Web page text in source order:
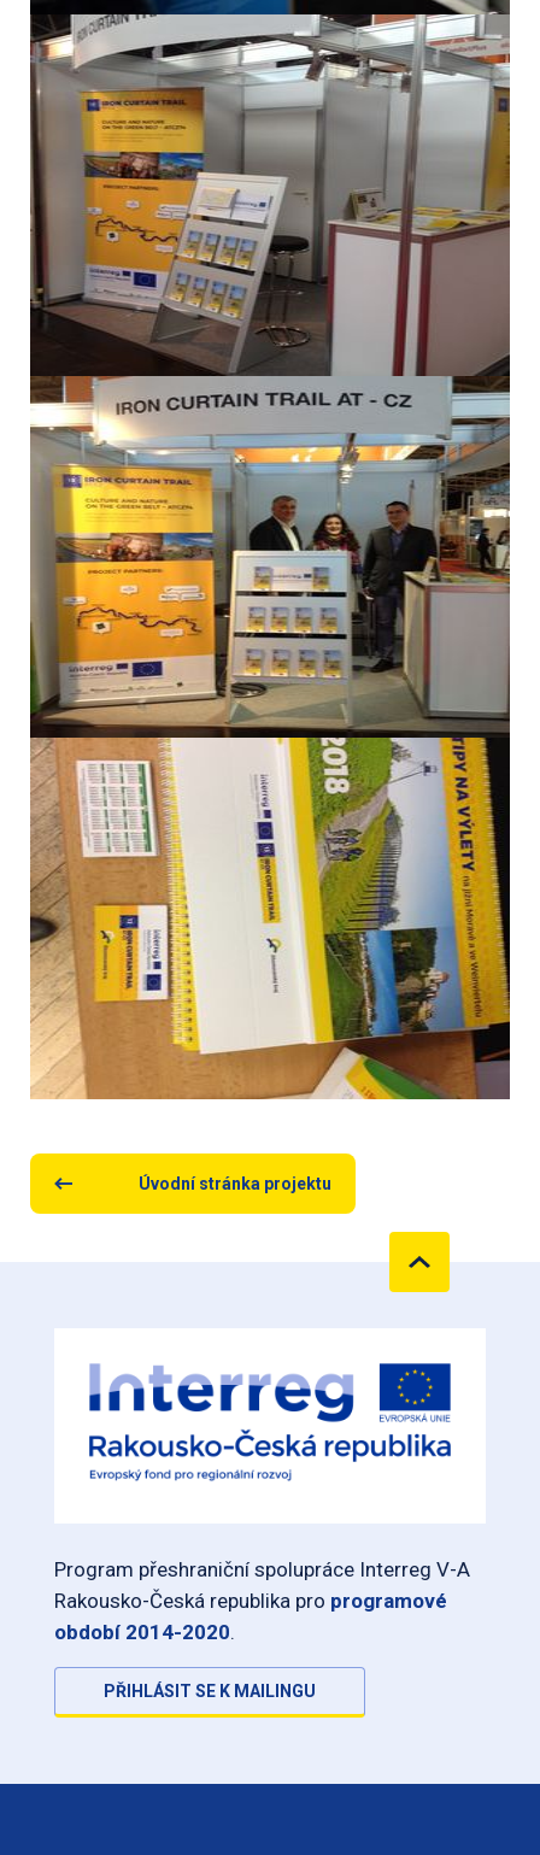
Úvodní stránka projektu
Program přeshraniční spolupráce Interreg V-A
Rakousko-Česká republika pro programové
období 2014-2020.
PŘIHLÁSIT SE K MAILINGU